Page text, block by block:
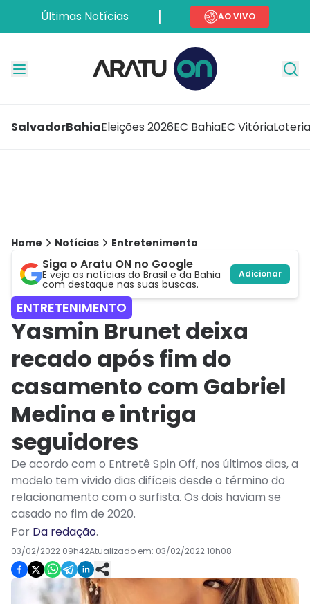
Últimas Notícias AO VIVO
SalvadorBahiaEleições 2026EC BahiaEC Vitória
Home Notícias Entretenimento
Siga o Aratu ON no Google
E veja as notícias do Brasil e da Bahia
com destaque nas suas buscas.
Adicionar
ENTRETENIMENTO
Yasmin Brunet deixa
recado após fim do
casamento com Gabriel
Medina e intriga
seguidores
De acordo com o Entretê Spin Off, nos últimos dias, a
modelo tem vivido dias difíceis desde o término do
relacionamento com o surfista. Os dois haviam se
casado no fim de 2020.
Por Da redação.
03/02/2022 09h42Atualizado em: 03/02/2022 10h08